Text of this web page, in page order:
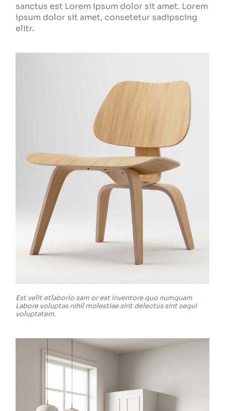
sanctus est Lorem ipsum dolor sit amet. Lorem
ipsum dolor sit amet, consetetur sadipscing
elitr.
Est velit etlaborio sam or est inventore quo numquam
Labore voluptas nihil molestiae sint delectus sint sequi
voluptatem.